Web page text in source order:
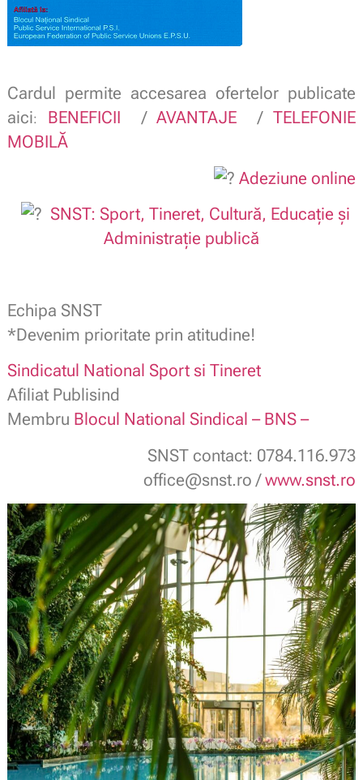
Cardul permite accesarea ofertelor publicate
aici: BENEFICII /AVANTAJE /TELEFONIE
MOBILĂ
Adeziune online
SNST: Sport, Tineret, Cultură, Educație și
Administrație publică
Echipa SNST
*Devenim prioritate prin atitudine!
Sindicatul National Sport si Tineret
Afiliat Publisind
Membru Blocul National Sindical – BNS –
SNST contact: 0784.116.973
office@snst.ro /www.snst.ro